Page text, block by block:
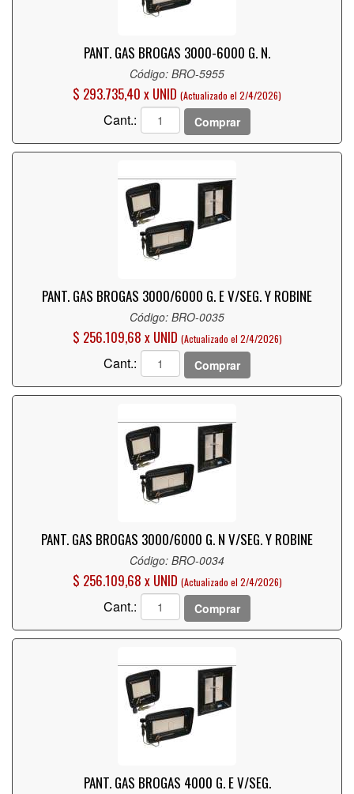
PANT. GAS BROGAS 3000-6000 G. N.
Código: BRO-5955
$ 293.735,40 x UNID (Actualizado el 2/4/2026)
Cant.: Comprar
PANT. GAS BROGAS 3000/6000 G. E V/SEG. Y ROBINE
Código: BRO-0035
$ 256.109,68 x UNID (Actualizado el 2/4/2026)
Cant.: Comprar
PANT. GAS BROGAS 3000/6000 G. N V/SEG. Y ROBINE
Código: BRO-0034
$ 256.109,68 x UNID (Actualizado el 2/4/2026)
Cant.: Comprar
PANT. GAS BROGAS 4000 G. E V/SEG.